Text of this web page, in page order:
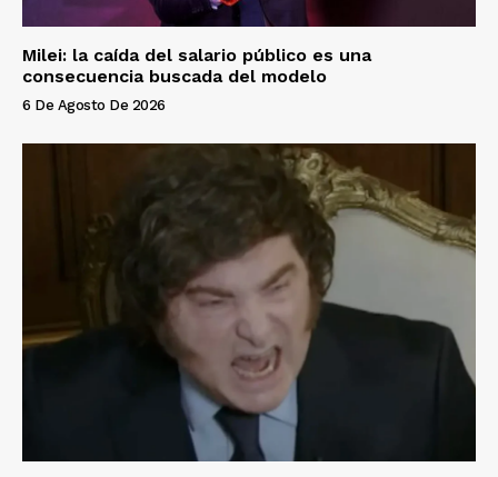
Milei: la caída del salario público es una
consecuencia buscada del modelo
6 De Agosto De 2026